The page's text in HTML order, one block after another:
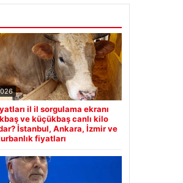
il il sorgulama ekranı
ve küçükbaş canlı kilo
İstanbul, Ankara, İzmir ve
fiyatları